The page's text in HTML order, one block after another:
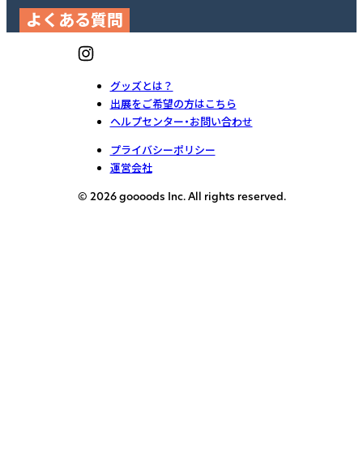
よくある質問
グッズとは？
出展をご希望の方はこちら
ヘルプセンター・お問い合わせ
プライバシーポリシー
運営会社
© 2026 goooods Inc. All rights reserved.